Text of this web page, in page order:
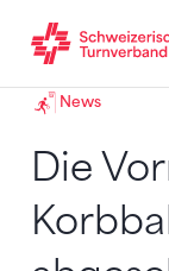
Zum Inhalt
Zur Sitemap
Zum Navigieren
News
Die